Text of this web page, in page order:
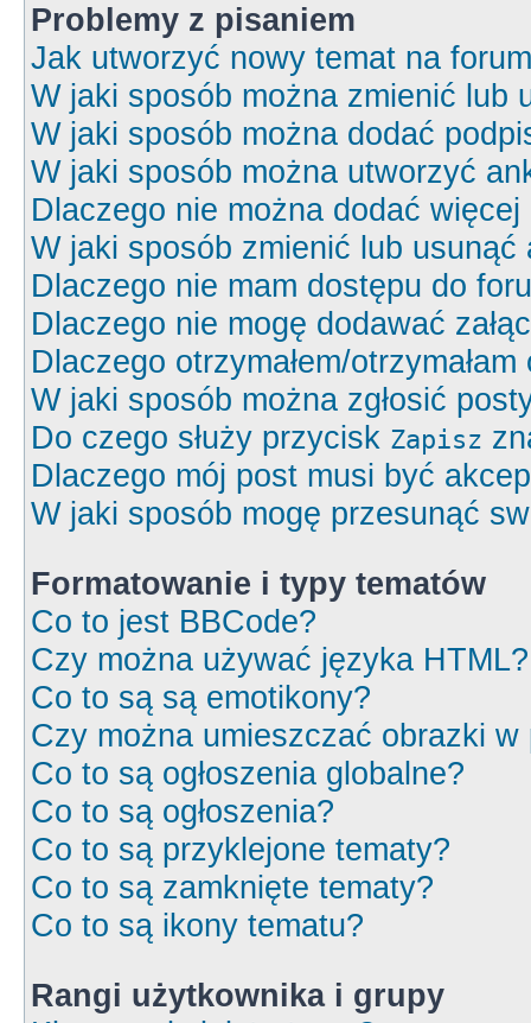
Problemy z pisaniem
Jak utworzyć nowy temat na
W jaki sposób można zmienić lub
W jaki sposób można dodać
W jaki sposób można utworzyć
Dlaczego nie można dodać
W jaki sposób zmienić lub usunąć
Dlaczego nie mam dostępu do
Dlaczego nie mogę dodawać
Dlaczego otrzymałem/
W jaki sposób można zgłosić
Do czego służy przycisk Zapisz
Dlaczego mój post musi być
W jaki sposób mogę przesunąć
Formatowanie i typy tematów
Co to jest BBCode?
Czy można używać języka HTML?
Co to są są emotikony?
Czy można umieszczać obrazki w
Co to są ogłoszenia globalne?
Co to są ogłoszenia?
Co to są przyklejone tematy?
Co to są zamknięte tematy?
Co to są ikony tematu?
Rangi użytkownika i grupy